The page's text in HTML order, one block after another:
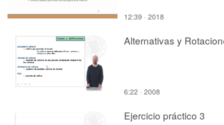
12:39 · 2018
Alternativas y
6:22 · 2008
Ejercicio práctico 3